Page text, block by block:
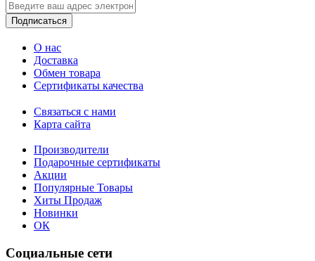
Подписаться
О нас
Доставка
Обмен товара
Сертификаты качества
Связаться с нами
Карта сайта
Производители
Подарочные сертификаты
Акции
Популярные Товары
Хиты Продаж
Новинки
ОК
Социальные сети